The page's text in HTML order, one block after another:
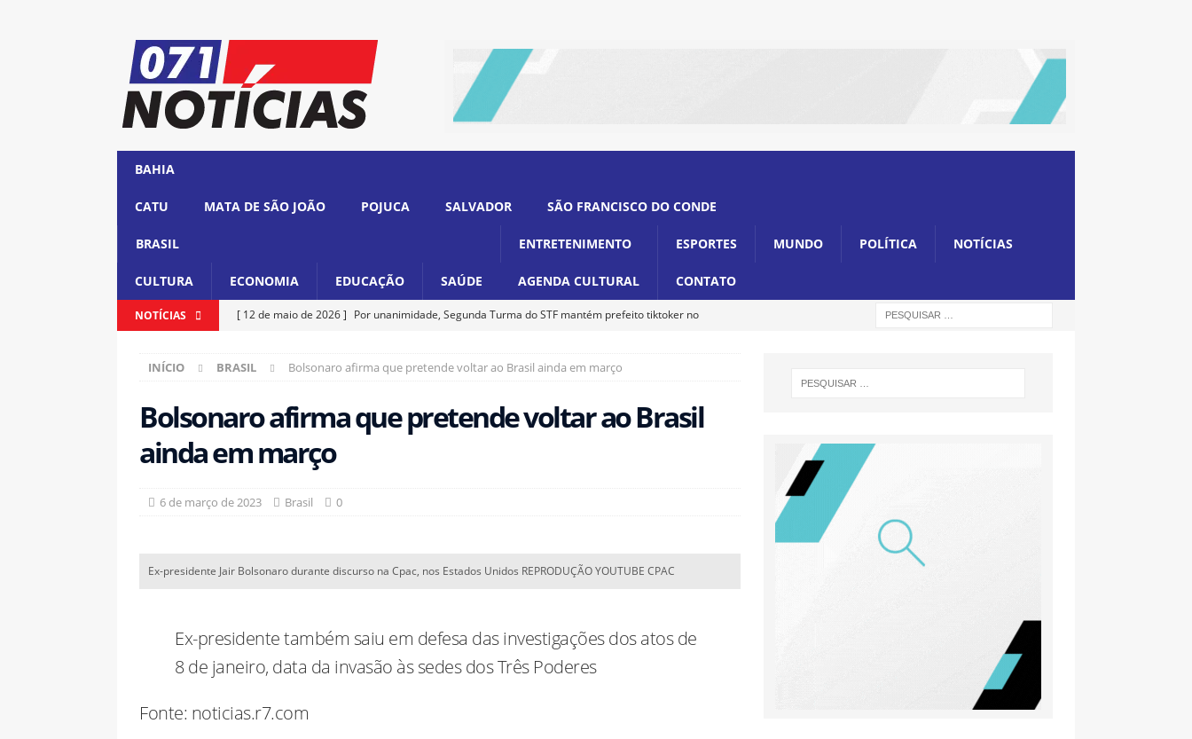
BAHIA
CATU MATA DE SÃO JOÃO POJUCA SALVADOR SÃO FRANCISCO DO CONDE
BRASIL
CULTURA ECONOMIA EDUCAÇÃO SAÚDE
ENTRETENIMENTO
AGENDA CULTURAL
ESPORTES MUNDO POLÍTICA NOTÍCIAS
CONTATO
NOTÍCIAS [ 12 de maio de 2026 ] Por unanimidade, Segunda Turma do STF mantém prefeito tiktoker no
[ 12 de maio de 2026 ] Lula assina decreto que amplia programa Luz para Todos para 233 mil
BRASIL
Lula lança plano de R$ 11 bi contra o crime em último ano de mandato
BRASIL
[ 12 de maio de 2026 ]
INÍCIO BRASIL Bolsonaro afirma que pretende voltar ao Brasil ainda em março
Bolsonaro afirma que pretende voltar ao Brasil
ainda em março
6 de março de 2023 Brasil 0
Ex-presidente Jair Bolsonaro durante discurso na Cpac, nos Estados Unidos REPRODUÇÃO YOUTUBE CPAC
Ex-presidente também saiu em defesa das investigações dos atos de
8 de janeiro, data da invasão às sedes dos Três Poderes
Fonte: noticias.r7.com